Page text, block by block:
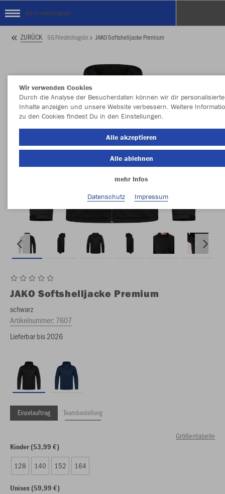
SG Friedrichsgrün
ZURÜCK SG Friedrichsgrün JAKO Softshelljacke Premium
JAKO Softshelljacke Premium
schwarz
Artikelnummer: 7607
Lieferbar bis 2026
Einzelauftrag Teambestellung
Größentabelle
Kinder (53,99 €)
128 140 152 164
Unisex (59,99 €)
Wir verwenden Cookies
Durch die Analyse der Besucherdaten können wir dir personalisierte
Inhalte anzeigen und unsere Website verbessern. Weitere
zu den Cookies findest Du in den Einstellungen.
Alle akzeptieren
Alle ablehnen
mehr Infos
Datenschutz
Impressum